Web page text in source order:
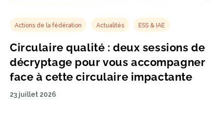
Actions de la fédération Actualités ESS & IAE
Circulaire qualité : deux sessions de
décryptage pour vous accompagner
face à cette circulaire impactante
23 juillet 2026